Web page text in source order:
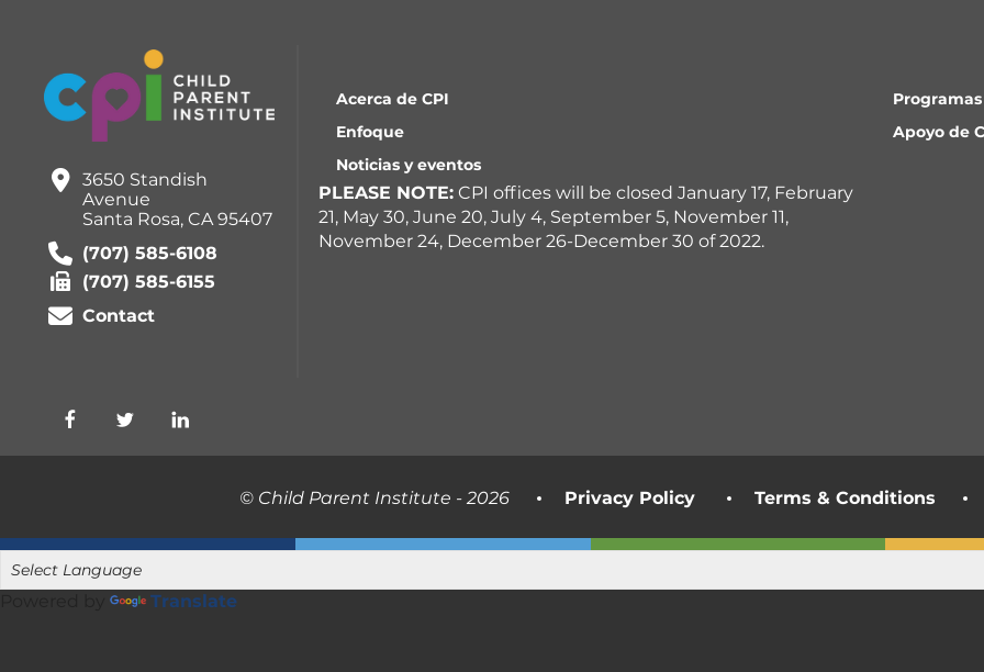
3650 Standish
Avenue
Santa Rosa, CA 95407
(707) 585-6108
(707) 585-6155
Contact
Acerca de CPI
Programas
Enfoque
Apoyo de
Noticias y eventos
PLEASE NOTE: CPI offices will be closed January 17, February
21, May 30, June 20, July 4, September 5, November 11,
November 24, December 26-December 30 of 2022.
© Child Parent Institute - 2026 Privacy Policy Terms & Conditions
Translate